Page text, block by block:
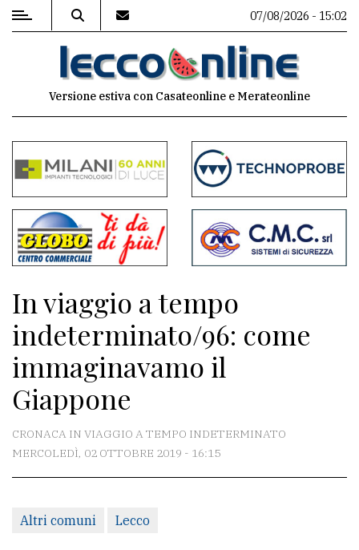
MENU
commenti
Contenuti
del
sito
Meteo
CONTATTI
La
Scrivici
tua
07/08/2026 - 15:02
Versione estiva con Casateonline e Merateonline
In viaggio a tempo
indeterminato/96: come
immaginavamo il
Giappone
CRONACA IN VIAGGIO A TEMPO INDETERMINATO
MERCOLEDÌ, 02 OTTOBRE 2019 - 16:15
Altri comuni Lecco